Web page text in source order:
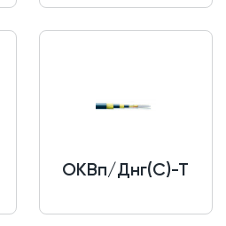
ОКВп/Днг(С)-Т